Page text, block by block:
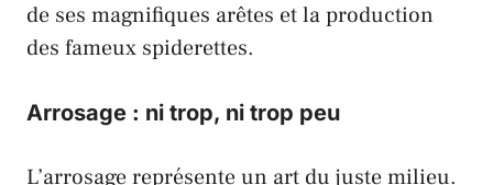
de ses magnifiques arêtes et la production
des fameux spiderettes.
Arrosage : ni trop, ni trop peu
L’arrosage représente un art du juste milieu.